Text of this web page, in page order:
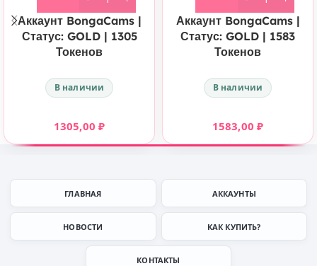
Аккаунт BongaCams |
Статус: GOLD | 1305
Токенов
В наличии
1305,00 ₽
Аккаунт BongaCams |
Статус: GOLD | 1583
Токенов
В наличии
1583,00 ₽
ГЛАВНАЯ АККАУНТЫ
НОВОСТИ КАК КУПИТЬ?
КОНТАКТЫ